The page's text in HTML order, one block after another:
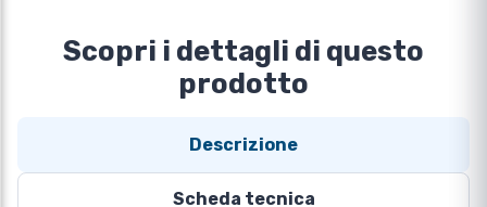
Scopri i dettagli di questo
prodotto
Descrizione
Scheda tecnica